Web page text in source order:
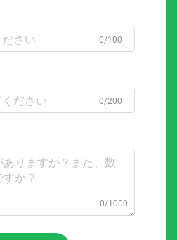
0/100
0/200
0/1000